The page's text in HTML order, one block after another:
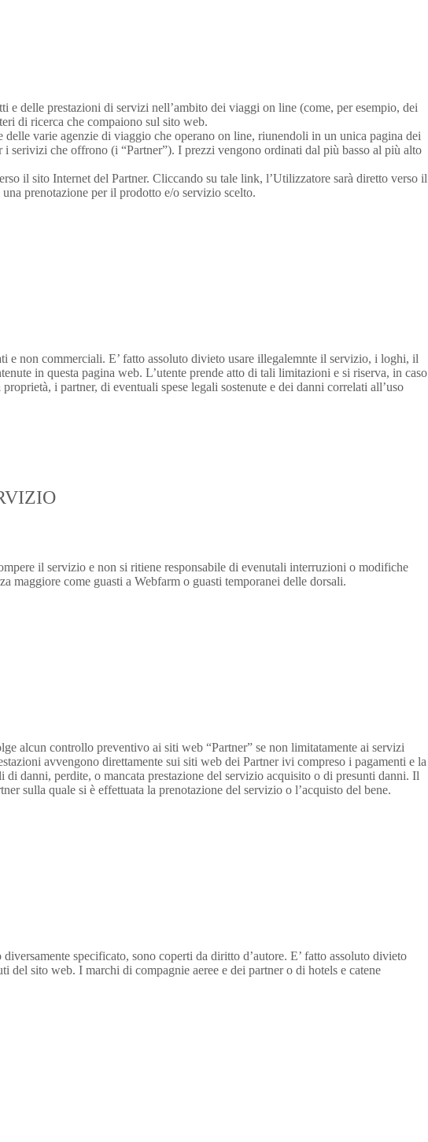
delle prestazioni di servizi nell’ambito dei viaggi on line (come, per esempio, dei
di ricerca che compaiono sul sito web.
varie agenzie di viaggio che operano on line, riunendoli in un unica pagina dei
serivizi che offrono (i “Partner”). I prezzi vengono ordinati dal più basso al più alto
il sito Internet del Partner. Cliccando su tale link, l’Utilizzatore sarà diretto verso il
prenotazione per il prodotto e/o servizio scelto.
non commerciali. E’ fatto assoluto divieto usare illegalemnte il servizio, i loghi, il
in questa pagina web. L’utente prende atto di tali limitazioni e si riserva, in caso
i partner, di eventuali spese legali sostenute e dei danni correlati all’uso
il servizio e non si ritiene responsabile di evenutali interruzioni o modifiche
maggiore come guasti a Webfarm o guasti temporanei delle dorsali.
alcun controllo preventivo ai siti web “Partner” se non limitatamente ai servizi
avvengono direttamente sui siti web dei Partner ivi compreso i pagamenti e la
danni, perdite, o mancata prestazione del servizio acquisito o di presunti danni. Il
sulla quale si è effettuata la prenotazione del servizio o l’acquisto del bene.
specificato, sono coperti da diritto d’autore. E’ fatto assoluto divieto
del sito web. I marchi di compagnie aeree e dei partner o di hotels e catene